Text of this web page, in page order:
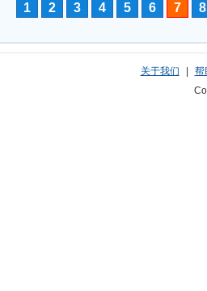
1 2 3 4 5 6 7 8
关于我们
帮